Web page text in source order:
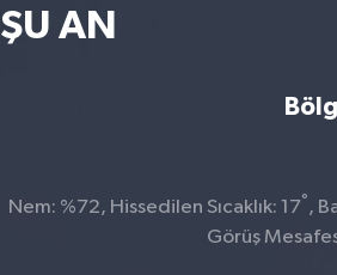
ŞU AN
Nem: %72, Hissedilen Sıcaklık: 17° ,
Görüş